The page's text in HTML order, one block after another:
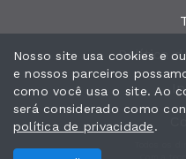
Política
Nosso site usa cookies e
e nossos parceiros
como você usa o site. Ao
será considerado como
política de privacidade.